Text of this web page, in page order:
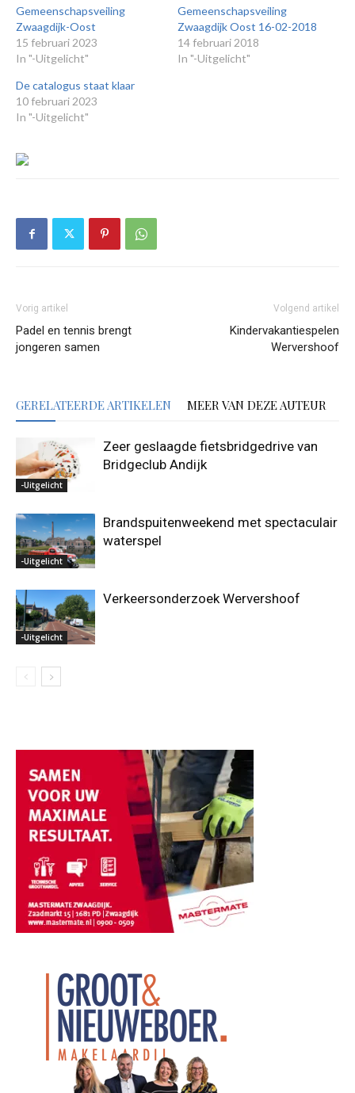
Gemeenschapsveiling
Zwaagdijk-Oost
15 februari 2023
In "-Uitgelicht"
Gemeenschapsveiling
Zwaagdijk Oost 16-02-2018
14 februari 2018
In "-Uitgelicht"
De catalogus staat klaar
10 februari 2023
In "-Uitgelicht"
Vorig artikel
Padel en tennis brengt
jongeren samen
Volgend artikel
Kindervakantiespelen
Wervershoof
GERELATEERDE ARTIKELEN MEER VAN DEZE AUTEUR
-Uitgelicht
Zeer geslaagde fietsbridgedrive van
Bridgeclub Andijk
-Uitgelicht
Brandspuitenweekend met spectaculair
waterspel
-Uitgelicht
Verkeersonderzoek Wervershoof